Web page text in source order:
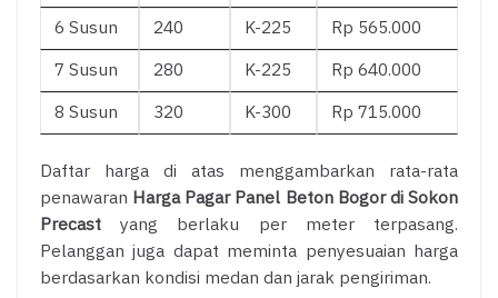
6 Susun
240 K-225
Rp 565.000
7 Susun
280 K-225
Rp 640.000
8 Susun
320 K-300 Rp 715.000
Daftar harga di atas menggambarkan rata-rata
penawaran Harga Pagar Panel Beton Bogor di Sokon
Precast yang berlaku per meter terpasang.
Pelanggan juga dapat meminta penyesuaian harga
berdasarkan kondisi medan dan jarak pengiriman.